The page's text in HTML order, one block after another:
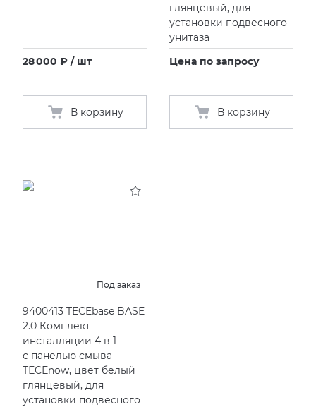
28 000 ₽ / шт
В корзину
глянцевый, для
установки подвесного
унитаза
Цена по запросу
В корзину
Под заказ
9400413 TECEbase BASE
2.0 Комплект
инсталляции 4 в 1
с панелью смыва
ТЕСЕnow, цвет белый
глянцевый, для
установки подвесного